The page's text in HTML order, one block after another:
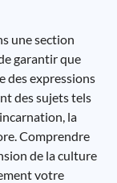
une section
garantir que
des expressions
des sujets tels
la
Comprendre
de la culture
votre